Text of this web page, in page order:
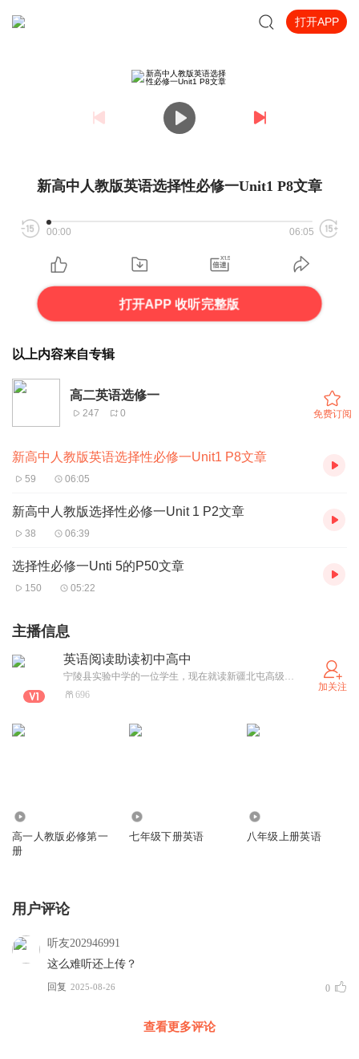
打开APP
新高中人教版英语选择性必修一Unit1 P8文章
00:00 06:05
打开APP 收听完整版
以上内容来自专辑
高二英语选修一
247 0 免费订阅
新高中人教版英语选择性必修一Unit1 P8文章
59 06:05
新高中人教版选择性必修一Unit 1 P2文章
38 06:39
选择性必修一Unti 5的P50文章
150 05:22
主播信息
英语阅读助读初中高中
宁陵县实验中学的一位学生，现在就读新疆北屯高级中学
696
加关注
高一人教版必修第一
册
七年级下册英语 八年级上册英语
用户评论
听友202946991
这么难听还上传？
回复 2025-08-26 0
查看更多评论